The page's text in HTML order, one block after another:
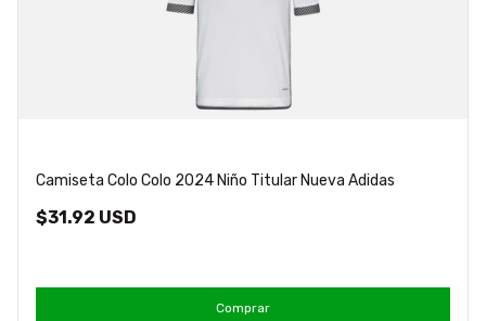
Camiseta Colo Colo 2024 Niño Titular Nueva Adidas
$31.92 USD
Comprar